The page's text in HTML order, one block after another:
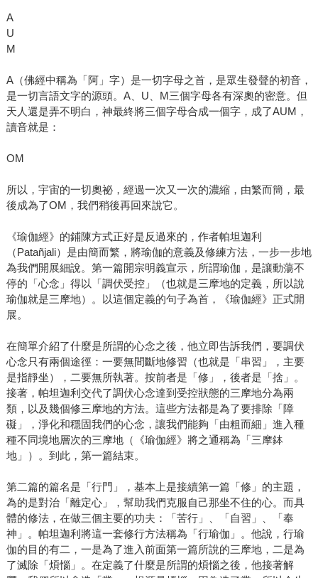
A
U
M
A（佛經中稱為「阿」字）是一切字母之首，是眾生發聲的初音，
是一切言語文字的源頭。A、U、M三個字母各有深奧的密意。但
天人還是弄不明白，神最終將三個字母合成一個字，成了AUM，
讀音就是：
OM
所以，宇宙的一切奧祕，經過一次又一次的濃縮，由繁而簡，最
後成為了OM，我們稍後再回來說它。
《瑜伽經》的鋪陳方式正好是反過來的，作者帕坦迦利
（Patañjali）是由簡而繁，將瑜伽的意義及修練方法，一步一步地
為我們開展細說。第一篇開宗明義宣示，所謂瑜伽，是讓動蕩不
停的「心念」得以「調伏受控」（也就是三摩地的定義，所以說
瑜伽就是三摩地）。以這個定義的句子為首，《瑜伽經》正式開
展。
在簡單介紹了什麼是所謂的心念之後，他立即告訴我們，要調伏
心念只有兩個途徑：一要無間斷地修習（也就是「串習」，主要
是指靜坐），二要無所執著。按前者是「修」，後者是「捨」。
接著，帕坦迦利交代了調伏心念達到受控狀態的三摩地分為兩
類，以及幾個修三摩地的方法。這些方法都是為了要排除「障
礙」，淨化和穩固我們的心念，讓我們能夠「由粗而細」進入種
種不同境地層次的三摩地（《瑜伽經》將之通稱為「三摩鉢
地」）。到此，第一篇結束。
第二篇的篇名是「行門」，基本上是接續第一篇「修」的主題，
為的是對治「離定心」，幫助我們克服自己那坐不住的心。而具
體的修法，在做三個主要的功夫：「苦行」、「自習」、「奉
神」。帕坦迦利將這一套修行方法稱為「行瑜伽」。他說，行瑜
伽的目的有二，一是為了進入前面第一篇所說的三摩地，二是為
了滅除「煩惱」。在定義了什麼是所謂的煩惱之後，他接著解